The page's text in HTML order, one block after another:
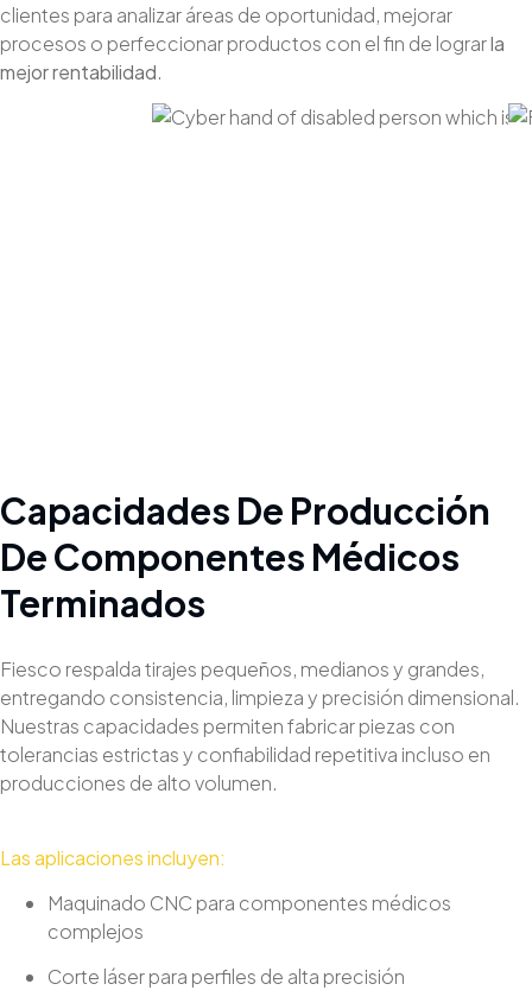
clientes para analizar áreas de oportunidad, mejorar
procesos o perfeccionar productos con el fin de lograrla
mejor rentabilidad.
Capacidades De Producción
De Componentes Médicos
Terminados
Fiesco respalda tirajes pequeños, medianos y grandes,
entregando consistencia, limpieza y precisión dimensional.
Nuestras capacidades permiten fabricar piezas con
tolerancias estrictas y confiabilidad repetitiva incluso en
producciones de alto volumen.
Las aplicaciones incluyen:
Maquinado CNC para componentes médicos
complejos
Corte láser para perfiles de alta precisión